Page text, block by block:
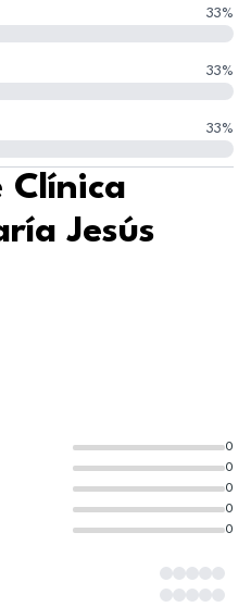
33%
33%
33%
Clínica
Jesús
0
0
0
0
0